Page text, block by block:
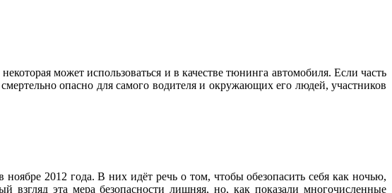
может использоваться и в качестве тюнинга автомобиля. Если часть
опасно для самого водителя и окружающих его людей, участников
2012 года. В них идёт речь о том, чтобы обезопасить себя как ночью,
эта мера безопасности лишняя, но, как показали многочисленные